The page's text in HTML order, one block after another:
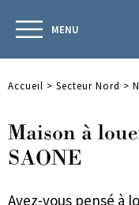
MENU
Accueil > Secteur Nord >
Maison à
SAONE
Avez-vous pensé à